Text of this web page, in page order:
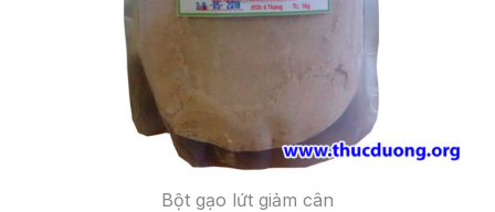
Bột gạo lứt giảm cân